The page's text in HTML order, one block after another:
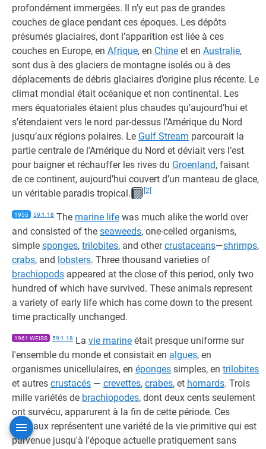
profondément immergées. Il n’y eut pas de grandes
couches de glace pendant ces époques. Les dépôts
présumés glaciaires, dont l’apparition est liée à ces
couches en Europe, en Afrique, en Chine et en Australie,
sont dus à des glaciers de montagne isolés ou à des
déplacements de débris glaciaires d’origine plus récente. Le
climat mondial était océanique et non continental. Les
mers équatoriales étaient plus chaudes qu’aujourd’hui et
s’étendaient vers le nord par-dessus l’Amérique du Nord
jusqu’aux régions polaires. Le Gulf Stream parcourait la
partie centrale de l’Amérique du Nord et déviait vers l’est
pour baigner et réchauffer les rives du Groenland, faisant
de ce continent, aujourd’hui couvert d’un manteau de glace,
un véritable paradis tropical.
[2]
1955 59:1.18 The marine life was much alike the world over
and consisted of the seaweeds, one-celled organisms,
simple sponges, trilobites, and othercrustaceans—shrimps,
crabs, and lobsters. Three thousand varieties of
brachiopods appeared at the close of this period, only two
hundred of which have survived. These animals represent
a variety of early life which has come down to the present
time practically unchanged.
1961 WEISS 59:1.18 La vie marine était presque uniforme sur
l'ensemble du monde et consistait en algues, en
organismes unicellulaires, en éponges simples, en trilobites
et autres crustacés — crevettes, crabes, et homards. Trois
mille variétés de brachiopodes, dont deux cents seulement
ont survécu, apparurent à la fin de cette période. Ces
animaux représentent une variété de la vie primitive qui est
parvenue jusqu'à l'époque actuelle pratiquement sans